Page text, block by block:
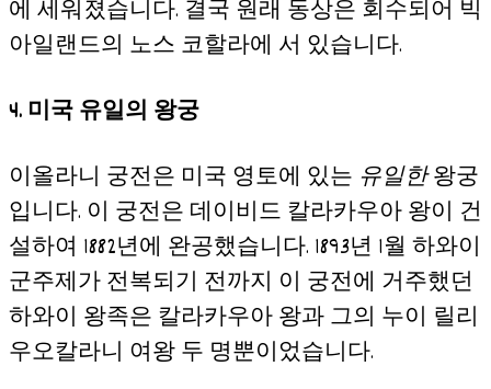
에 세워졌습니다. 결국 원래 동상은 회수되어 빅
아일랜드의 노스 코할라에 서 있습니다.
4. 미국 유일의 왕궁
이올라니 궁전은 미국 영토에 있는 유일한왕궁
입니다. 이 궁전은 데이비드 칼라카우아 왕이 건
설하여 1882년에 완공했습니다. 1893년 1월 하와이
군주제가 전복되기 전까지 이 궁전에 거주했던
하와이 왕족은 칼라카우아 왕과 그의 누이 릴리
우오칼라니 여왕 두 명뿐이었습니다.